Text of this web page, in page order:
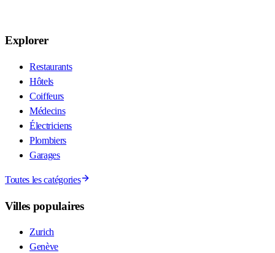
Explorer
Restaurants
Hôtels
Coiffeurs
Médecins
Électriciens
Plombiers
Garages
Toutes les catégories
Villes populaires
Zurich
Genève